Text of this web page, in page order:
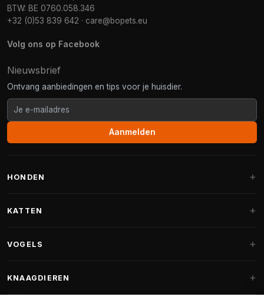
BTW: BE 0760.058.346
+32 (0)53 839 642 · care@bopets.eu
Volg ons op Facebook
Nieuwsbrief
Ontvang aanbiedingen en tips voor je huisdier.
Aanmelden
HONDEN
Fantail hondenmanden
KATTEN
Krabpalen voor Maine Coon
VOGELS
Vogelvoer binnenvogels
KNAAGDIEREN